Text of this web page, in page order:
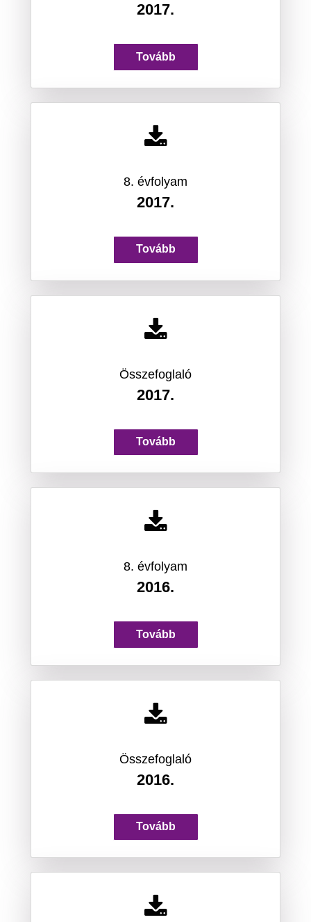
2017.
Tovább
8. évfolyam
2017.
Tovább
Összefoglaló
2017.
Tovább
8. évfolyam
2016.
Tovább
Összefoglaló
2016.
Tovább